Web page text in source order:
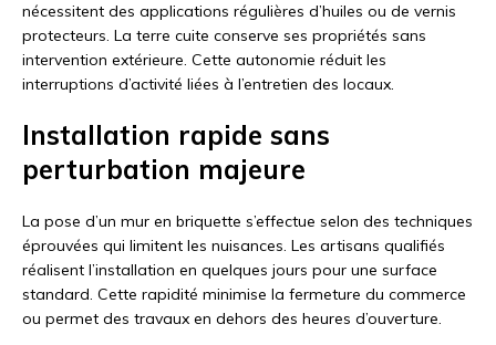
nécessitent des applications régulières d’huiles ou de vernis
protecteurs. La terre cuite conserve ses propriétés sans
intervention extérieure. Cette autonomie réduit les
interruptions d’activité liées à l’entretien des locaux.
Installation rapide sans
perturbation majeure
La pose d’un mur en briquette s’effectue selon des techniques
éprouvées qui limitent les nuisances. Les artisans qualifiés
réalisent l’installation en quelques jours pour une surface
standard. Cette rapidité minimise la fermeture du commerce
ou permet des travaux en dehors des heures d’ouverture.